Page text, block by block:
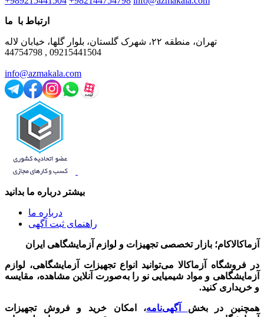
ارتباط با ما
تهران، منطقه ۲۲، شهرک گلستان، بلوار گلها، خیابان لاله
44754798 , 09215441504
info@azmakala.com
بیشتر درباره ما بدانید
درباره ما
راهنمای ثبت آگهی
آزماکالاکام؛ بازار تخصصی تجهیزات و لوازم آزمایشگاهی ایران
در فروشگاه آزماکالا می‌توانید انواع تجهیزات آزمایشگاهی، لوازم
آزمایشگاهی و مواد شیمیایی نو را به‌صورت آنلاین مشاهده، مقایسه
و خریداری کنید.
همچنین در بخش آگهی‌نامه، امکان خرید و فروش تجهیزات